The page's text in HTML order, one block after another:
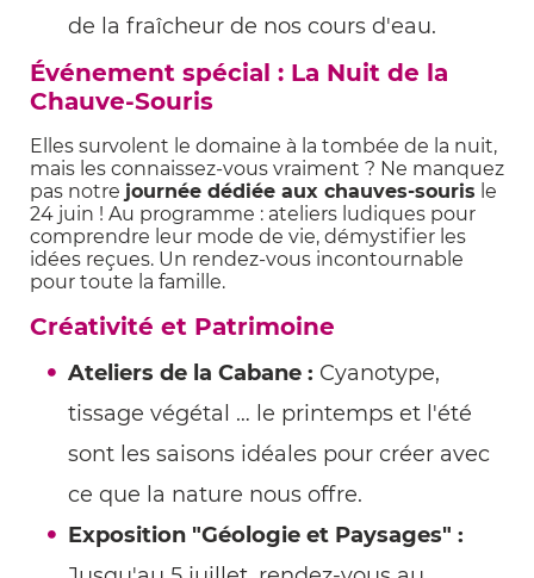
de la fraîcheur de nos cours d'eau.
Événement spécial : La Nuit de la
Chauve-Souris
Elles survolent le domaine à la tombée de la nuit,
mais les connaissez-vous vraiment ? Ne manquez
pas notre journée dédiée aux chauves-souris le
24 juin ! Au programme : ateliers ludiques pour
comprendre leur mode de vie, démystifier les
idées reçues. Un rendez-vous incontournable
pour toute la famille.
Créativité et Patrimoine
Ateliers de la Cabane : Cyanotype,
tissage végétal … le printemps et l'été
sont les saisons idéales pour créer avec
ce que la nature nous offre.
Exposition "Géologie et Paysages" :